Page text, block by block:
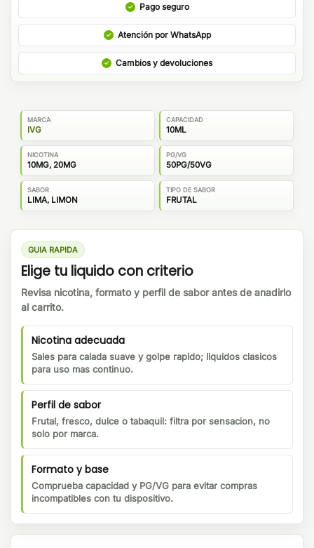
Pago seguro
Atención por WhatsApp
Cambios y devoluciones
MARCA
IVG
CAPACIDAD
10ML
NICOTINA
10MG, 20MG
PG/VG
50PG/50VG
SABOR
LIMA, LIMON
TIPO DE SABOR
FRUTAL
GUIA RAPIDA
Elige tu liquido con criterio
Revisa nicotina, formato y perfil de sabor antes de anadirlo
al carrito.
Nicotina adecuada
Sales para calada suave y golpe rapido; liquidos clasicos
para uso mas continuo.
Perfil de sabor
Frutal, fresco, dulce o tabaquil: filtra por sensacion, no
solo por marca.
Formato y base
Comprueba capacidad y PG/VG para evitar compras
incompatibles con tu dispositivo.